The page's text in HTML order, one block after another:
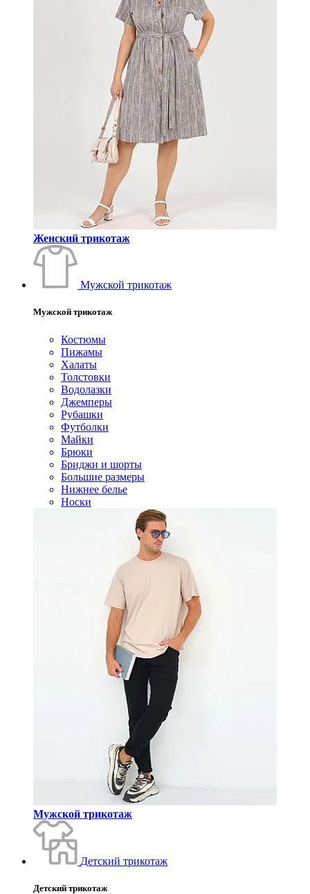
Женский трикотаж
Мужской трикотаж
Мужской трикотаж
Костюмы
Пижамы
Халаты
Толстовки
Водолазки
Джемперы
Рубашки
Футболки
Майки
Брюки
Бриджи и шорты
Большие размеры
Нижнее белье
Носки
Мужской трикотаж
Детский трикотаж
Детский трикотаж